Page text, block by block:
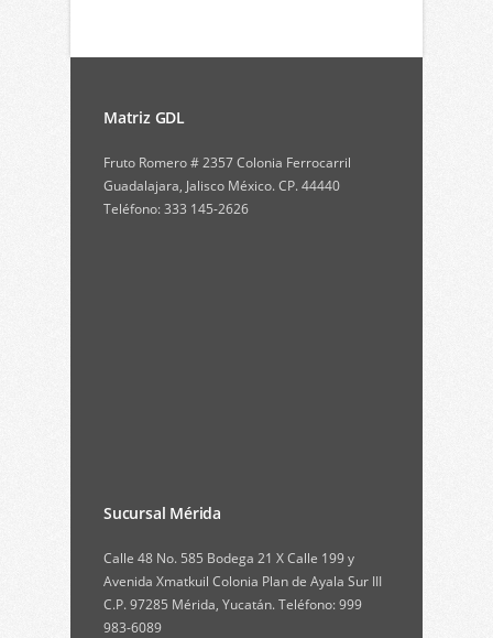
Matriz GDL
Fruto Romero # 2357 Colonia Ferrocarril
Guadalajara, Jalisco México. CP. 44440
Teléfono: 333 145-2626
Sucursal Mérida
Calle 48 No. 585 Bodega 21 X Calle 199 y
Avenida Xmatkuil Colonia Plan de Ayala Sur III
C.P. 97285 Mérida, Yucatán. Teléfono: 999
983-6089